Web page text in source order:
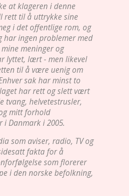
at klageren i denne
rett til å uttrykke sine
i det offentlige rom, og
har ingen problemer med
meninger og
lyttet, lært - men likevel
til å være uenig om
sak har minst to
har rett og slett vært
tvang, helvetestrusler,
mitt forhold
i Danmark i 2005.
som aviser, radio, TV og
fakta for å
som florerer
i den norske befolkning,